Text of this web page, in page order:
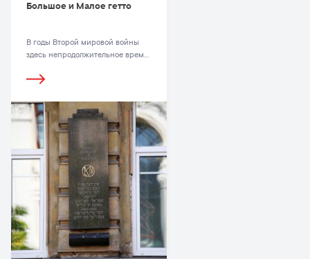
Большое и Малое гетто
В годы Второй мировой войны
здесь непродолжительное время
Малое гетто (ул. Стиклю, Гаоно,
проживало около 11–12 тысяч
евреев, в основном
интеллигенты, чернорабочие и
нетрудоспособные лица